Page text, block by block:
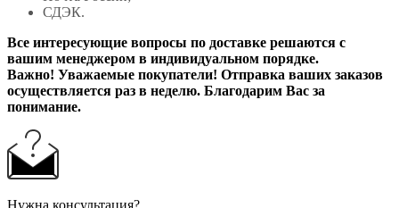
СДЭК.
Все интересующие вопросы по доставке решаются с
вашим менеджером в индивидуальном порядке.
Важно! Уважаемые покупатели! Отправка ваших заказов
осуществляется раз в неделю. Благодарим Вас за
понимание.